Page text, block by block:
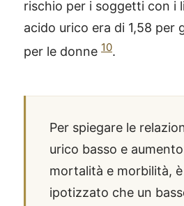
rischio per i soggetti con i
acido urico era di 1,58 per
per le donne 10.
Per spiegare le
urico basso e
mortalità e morbilità,
ipotizzato che un